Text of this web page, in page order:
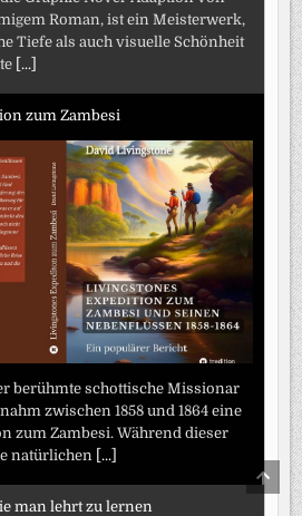
Roman, ist ein Meisterwerk,
Tiefe als auch visuelle Schönheit
[...]
zum Zambesi
berühmte schottische Missionar
zwischen 1858 und 1864 eine
zum Zambesi. Während dieser
natürlichen
[...]
man lehrt zu lernen
TO
TOP